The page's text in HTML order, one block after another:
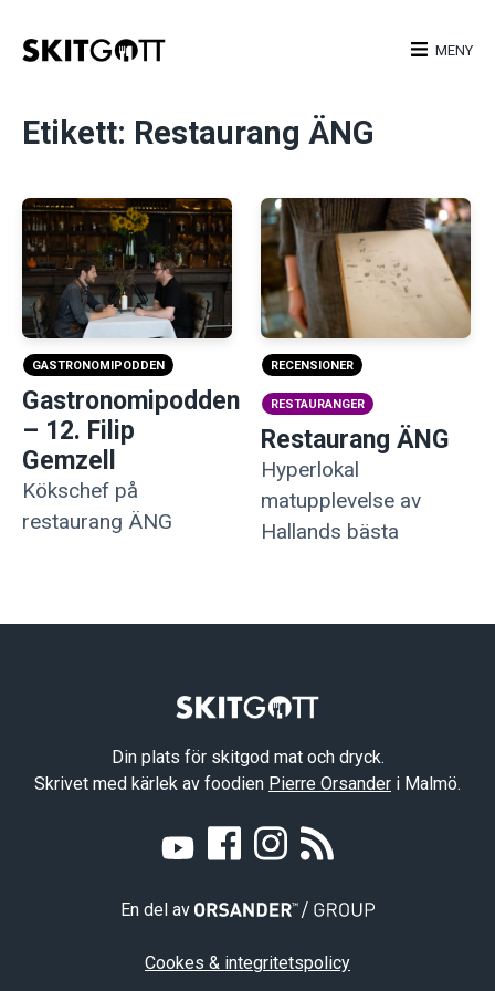
MENY
Etikett: Restaurang ÄNG
GASTRONOMIPODDEN
Gastronomipodden
– 12. Filip
Gemzell
Kökschef på
restaurang ÄNG
RECENSIONER
RESTAURANGER
Restaurang ÄNG
Hyperlokal
matupplevelse av
Hallands bästa
Din plats för skitgod mat och dryck.
Skrivet med kärlek av foodien Pierre Orsander i Malmö.
En del av
Cookes & integritetspolicy